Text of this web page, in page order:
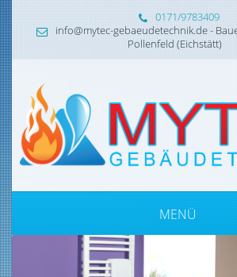
0171/9783409
info@mytec-gebaeudetechnik.de -
Pollenfeld (Eichstätt)
MENÜ